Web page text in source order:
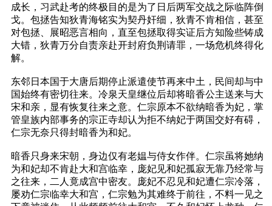
成长，习武赴考的终极目的是为了日后两军交战之际临阵倒
戈。包拯告知狄青海铭实为契丹奸细，狄青不肯相信，甚至
对包拯、展昭恶言相向，直至包拯取得实证后方知险些铸成
大错，狄青万分自责亲赴开封府负荆请罪，一场危机终得化
解。
东邻日本国于大唐后期停止派遣使节再来中土，民间却与中
国始终有密切往来。冷泉天皇继位后却将暗香公主送来与大
宋和亲，显有恢复往来之意。仁宗原本不欲纳暗香为妃，掌
管皇族内部事务的宗正寺却认为拒不纳妃于两国交好有碍，
仁宗无奈只得封暗香为和妃。
暗香只身来宋朝，身边仅有老媪与侍女作伴。仁宗虽将她纳
为和妃却不肯赴大和宫临幸，庞妃见和妃孤寂无靠乃经常与
之往来，二人竟成宫中密友。庞妃不忍见和妃遭仁宗冷落，
屡劝仁宗临幸大和宫，仁宗勉为其难终于前往，不料一见之